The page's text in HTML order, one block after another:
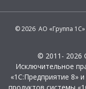
© 2026 АО «Группа 1С»
© 2011-
Исключительное
«1С:Предприятие 8»